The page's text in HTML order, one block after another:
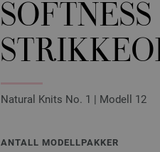
Natural Knits No. 1 | Modell 12
ANTALL MODELLPAKKER